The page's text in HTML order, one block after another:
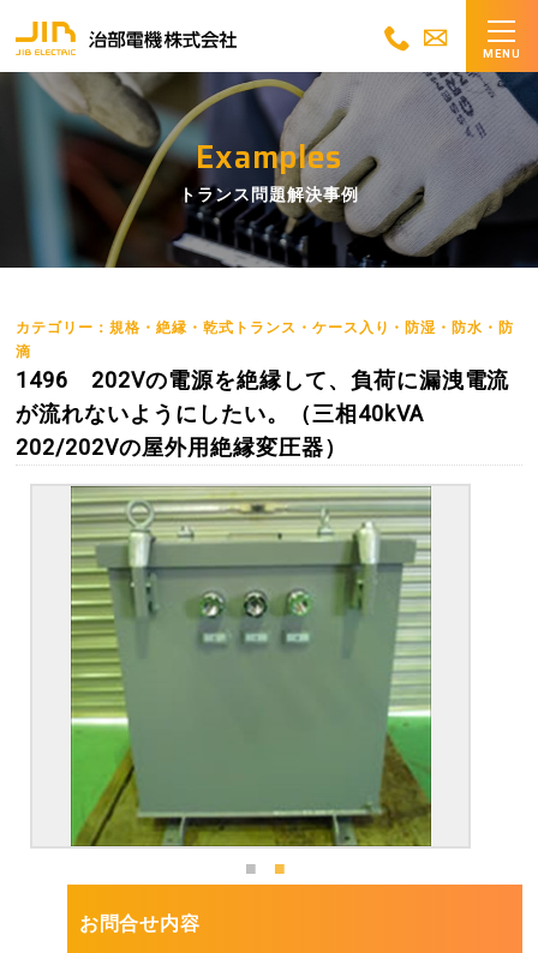
MENU
Examples
トランス問題解決事例
カテゴリー：規格・絶縁・乾式トランス・ケース入り・防湿・防水・防
滴
1496 202Vの電源を絶縁して、負荷に漏洩電流
が流れないようにしたい。（三相40kVA
202/202Vの屋外用絶縁変圧器）
お問合せ内容